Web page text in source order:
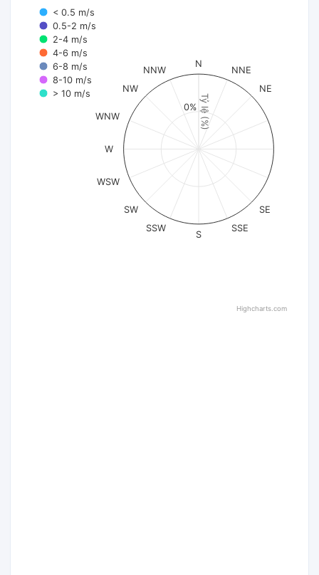
Tỷ lệ (%)
< 0.5 m/s
0.5-2 m/s
2-4 m/s
4-6 m/s
6-8 m/s
8-10 m/s
> 10 m/s
N
NNE
NE
SE
SSE
S
SSW
SW
WSW
W
WNW
NW
NNW
0%
Highcharts.com